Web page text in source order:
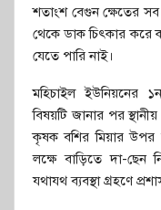
শতাংশ বেগুন ক্ষেতের
থেকে ডাক চিৎকার করে
যেতে পারি নাই।
মহিচাইল ইউনিয়নের
বিষয়টি জানার পর
কৃষক বশির মিয়ার উপর
লক্ষে বাড়িতে দা-ছেন
যথাযথ ব্যবস্থা গ্রহণে